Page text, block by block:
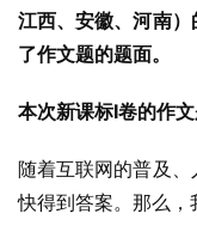
江西、安徽、河南
了作文题的题面。
本次新课标I卷的作文
随着互联网的普及
快得到答案。那么，